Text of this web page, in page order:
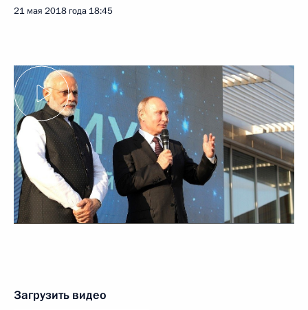
21 мая 2018 года 18:45
Загрузить видео